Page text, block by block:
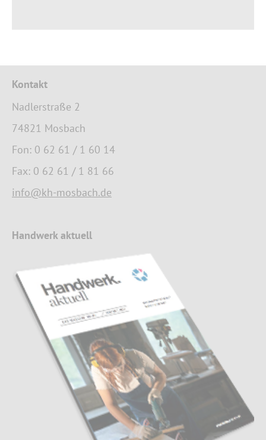
Kontakt
Nadlerstraße 2
74821 Mosbach
Fon: 0 62 61 / 1 60 14
Fax: 0 62 61 / 1 81 66
info@kh-mosbach.de
Handwerk aktuell